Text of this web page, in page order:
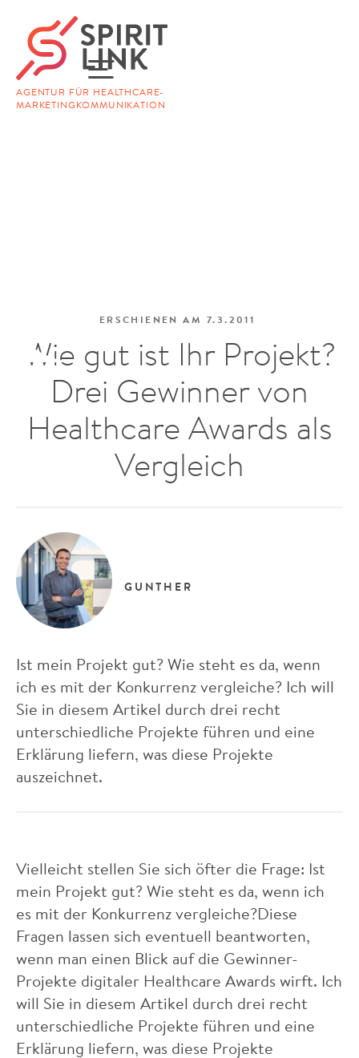
AGENTUR FÜR HEALTHCARE-
MARKETINGKOMMUNIKATION
ERSCHIENEN AM 7.3.2011
Wie gut ist Ihr Projekt?
Drei Gewinner von
Healthcare Awards als
Vergleich
GUNTHER
Ist mein Projekt gut? Wie steht es da, wenn
ich es mit der Konkurrenz vergleiche? Ich will
Sie in diesem Artikel durch drei recht
unterschiedliche Projekte führen und eine
Erklärung liefern, was diese Projekte
auszeichnet.
Vielleicht stellen Sie sich öfter die Frage: Ist
mein Projekt gut? Wie steht es da, wenn ich
es mit der Konkurrenz vergleiche?Diese
Fragen lassen sich eventuell beantworten,
wenn man einen Blick auf die Gewinner-
Projekte digitaler Healthcare Awards wirft. Ich
will Sie in diesem Artikel durch drei recht
unterschiedliche Projekte führen und eine
Erklärung liefern, was diese Projekte